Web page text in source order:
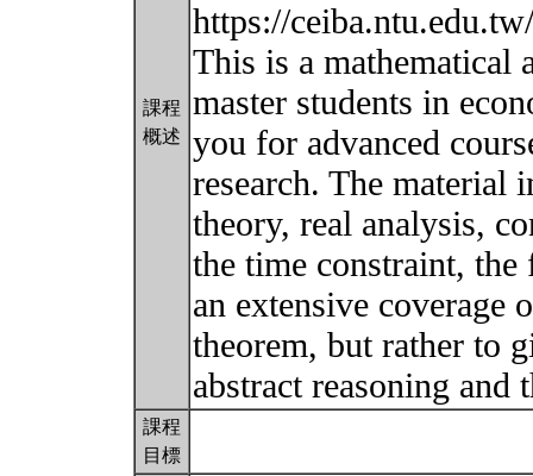
課程
概述
https://
This is a mathematical
master students in
you for advanced
research. The material
theory, real analysis,
the time constraint,
an extensive coverage
theorem, but rather to
abstract reasoning
課程
目標